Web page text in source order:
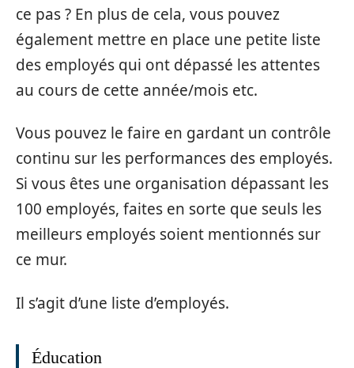
ce pas ? En plus de cela, vous pouvez
également mettre en place une petite liste
des employés qui ont dépassé les attentes
au cours de cette année/mois etc.
Vous pouvez le faire en gardant un contrôle
continu sur les performances des employés.
Si vous êtes une organisation dépassant les
100 employés, faites en sorte que seuls les
meilleurs employés soient mentionnés sur
ce mur.
Il s’agit d’une liste d’employés.
Éducation